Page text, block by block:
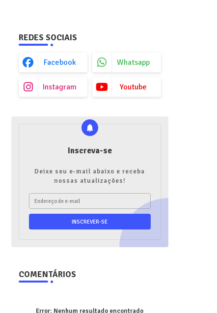
REDES SOCIAIS
Facebook Whatsapp
Instagram Youtube
Inscreva-se
Deixe seu e-mail abaixo e receba
nossas atualizações!
COMENTÁRIOS
Error: Nenhum resultado encontrado